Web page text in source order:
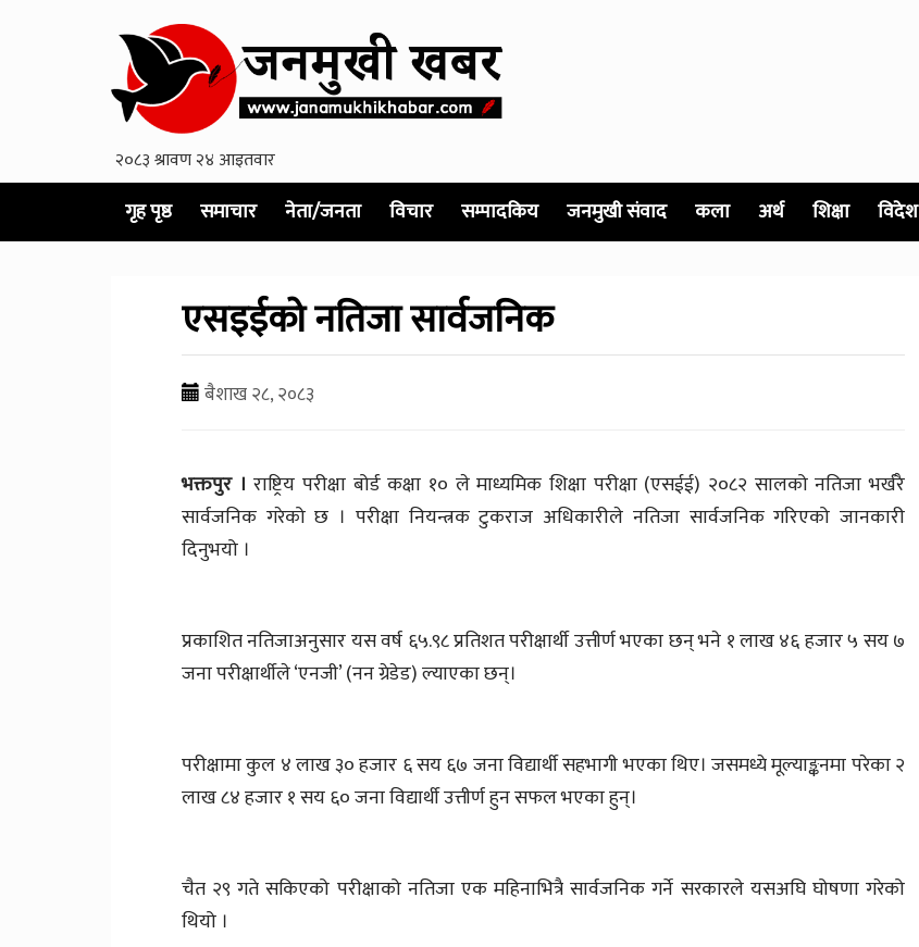
गृह पृष्ठ समाचार नेता/जनता विचार सम्पादकिय जनमुखी संवाद कला अर्थ शिक्षा विदेश
एसइईको नतिजा सार्वजनिक
बैशाख २८, २०८३
भक्तपुर । राष्ट्रिय परीक्षा बोर्ड कक्षा १० ले माध्यमिक शिक्षा परीक्षा (एसईई) २०८२ सालको नतिजा भर्खरै
सार्वजनिक गरेको छ । परीक्षा नियन्त्रक टुकराज अधिकारीले नतिजा सार्वजनिक गरिएको जानकारी
दिनुभयो ।
प्रकाशित नतिजाअनुसार यस वर्ष ६५.९८ प्रतिशत परीक्षार्थी उत्तीर्ण भएका छन् भने १ लाख ४६ हजार ५ सय ७
जना परीक्षार्थीले ‘एनजी’ (नन ग्रेडेड) ल्याएका छन्।
परीक्षामा कुल ४ लाख ३० हजार ६ सय ६७ जना विद्यार्थी सहभागी भएका थिए। जसमध्ये मूल्याङ्कनमा परेका २
लाख ८४ हजार १ सय ६० जना विद्यार्थी उत्तीर्ण हुन सफल भएका हुन्।
चैत २९ गते सकिएको परीक्षाको नतिजा एक महिनाभित्रै सार्वजनिक गर्ने सरकारले यसअघि घोषणा गरेको
थियो ।